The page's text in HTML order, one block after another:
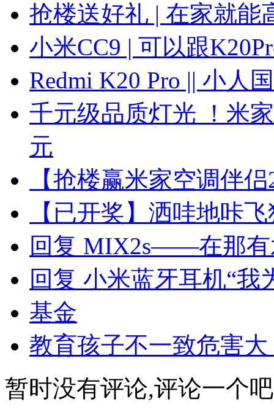
抢楼送好礼 | 在家就能
小米CC9 | 可以跟
Redmi K20 Pro || 小人
千元级品质灯光 ！米
元
【抢楼赢米家空调伴
【已开奖】洒哇地咔
回复 MIX2s——在那有
回复 小米蓝牙耳机“我
基金
教育孩子不一致危害
暂时没有评论,评论一个